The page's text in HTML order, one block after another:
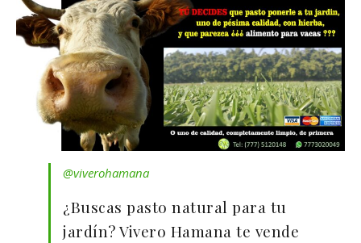
@viverohamana
¿Buscas pasto natural para tu
jardín? Vivero Hamana te vende